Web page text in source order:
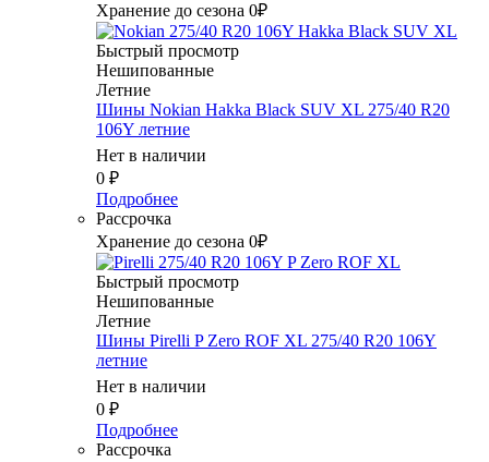
Хранение до сезона 0₽
Быстрый просмотр
Нешипованные
Летние
Шины Nokian Hakka Black SUV XL 275/40 R20
106Y летние
Нет в наличии
0 ₽
Подробнее
Рассрочка
Хранение до сезона 0₽
Быстрый просмотр
Нешипованные
Летние
Шины Pirelli P Zero ROF XL 275/40 R20 106Y
летние
Нет в наличии
0 ₽
Подробнее
Рассрочка